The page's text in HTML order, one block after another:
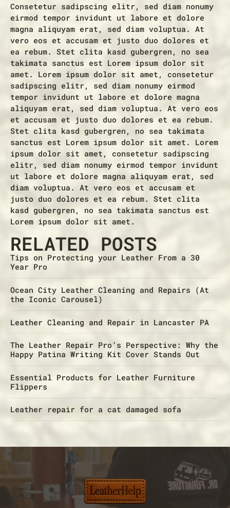
Consetetur sadipscing elitr, sed diam nonumy
eirmod tempor invidunt ut labore et dolore
magna aliquyam erat, sed diam voluptua. At
vero eos et accusam et justo duo dolores et
ea rebum. Stet clita kasd gubergren, no sea
takimata sanctus est Lorem ipsum dolor sit
amet. Lorem ipsum dolor sit amet, consetetur
sadipscing elitr, sed diam nonumy eirmod
tempor invidunt ut labore et dolore magna
aliquyam erat, sed diam voluptua. At vero eos
et accusam et justo duo dolores et ea rebum.
Stet clita kasd gubergren, no sea takimata
sanctus est Lorem ipsum dolor sit amet. Lorem
ipsum dolor sit amet, consetetur sadipscing
elitr, sed diam nonumy eirmod tempor invidunt
ut labore et dolore magna aliquyam erat, sed
diam voluptua. At vero eos et accusam et
justo duo dolores et ea rebum. Stet clita
kasd gubergren, no sea takimata sanctus est
Lorem ipsum dolor sit amet.
RELATED POSTS
Tips on Protecting your Leather From a 30
Year Pro
Ocean City Leather Cleaning and Repairs (At
the Iconic Carousel)
Leather Cleaning and Repair in Lancaster PA
The Leather Repair Pro’s Perspective: Why the
Happy Patina Writing Kit Cover Stands Out
Essential Products for Leather Furniture
Flippers
Leather repair for a cat damaged sofa